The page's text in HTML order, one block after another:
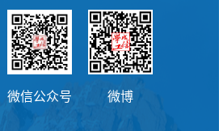
微信公众号 微博